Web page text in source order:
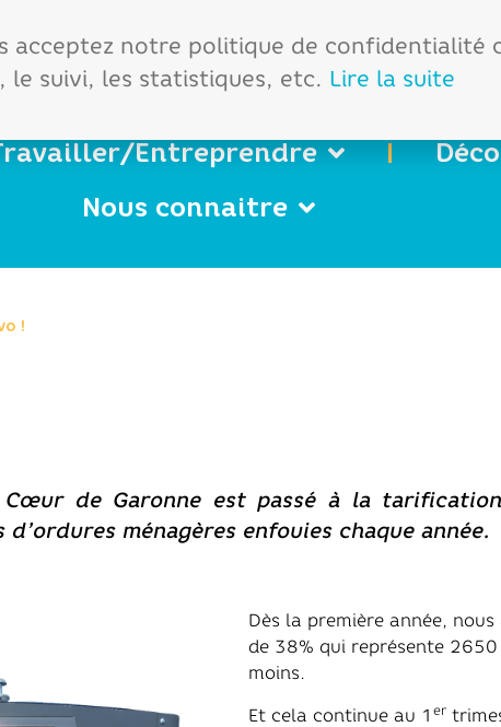
Entreprendre
Nous connaitre
!
de Garonne est passé à la
ménagères enfouies chaque année.
Dès la première année,
de 38% qui représente
moins.
Et cela continue au 1 er
acceptez notre politique de confidentialité
le suivi, les statistiques, etc. Lire la suite